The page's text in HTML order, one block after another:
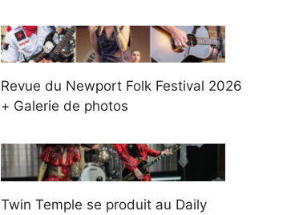
Revue du Newport Folk Festival 2026
+ Galerie de photos
Twin Temple se produit au Daily